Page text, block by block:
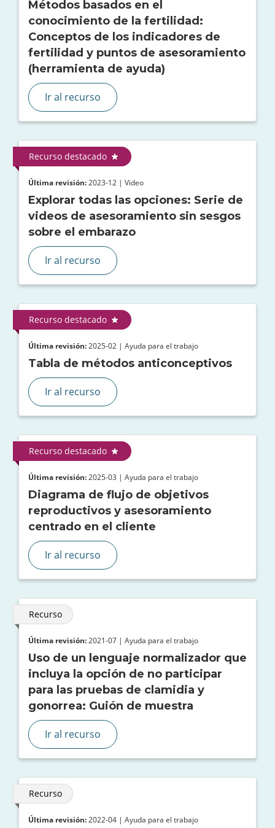
Métodos basados en el
conocimiento de la fertilidad:
Conceptos de los indicadores de
fertilidad y puntos de asesoramiento
(herramienta de ayuda)
Ir al recurso
Recurso destacado
Última revisión: 2023-12 | Video
Explorar todas las opciones: Serie de
videos de asesoramiento sin sesgos
sobre el embarazo
Ir al recurso
Recurso destacado
Última revisión: 2025-02 | Ayuda para el trabajo
Tabla de métodos anticonceptivos
Ir al recurso
Recurso destacado
Última revisión: 2025-03 | Ayuda para el trabajo
Diagrama de flujo de objetivos
reproductivos y asesoramiento
centrado en el cliente
Ir al recurso
Recurso
Última revisión: 2021-07 | Ayuda para el trabajo
Uso de un lenguaje normalizador que
incluya la opción de no participar
para las pruebas de clamidia y
gonorrea: Guión de muestra
Ir al recurso
Recurso
Última revisión: 2022-04 | Ayuda para el trabajo